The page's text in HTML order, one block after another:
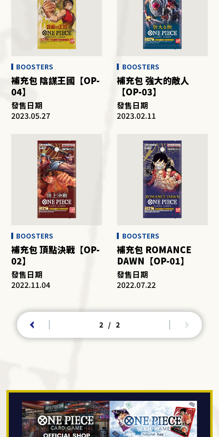
BOOSTERS
補充包 陰謀王國【OP-
04】
發售日期
2023.05.27
BOOSTERS
補充包 強大的敵人
【OP-03】
發售日期
2023.02.11
BOOSTERS
補充包 頂點決戰【OP-
02】
發售日期
2022.11.04
BOOSTERS
補充包 ROMANCE
DAWN【OP-01】
發售日期
2022.07.22
2 / 2